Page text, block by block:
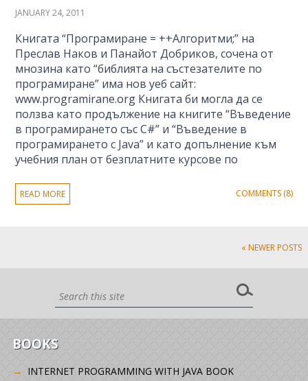
JANUARY 24, 2011
Книгата “Програмиране = ++Алгоритми;” на
Преслав Наков и Панайот Добриков, сочена от
мнозина като “библията на състезателите по
програмиране” има нов уеб сайт:
www.programirane.org Книгата би могла да се
ползва като продължение на книгите “Въведение
в програмирането със C#” и “Въведение в
програмирането с Java” и като допълнение към
учебния план от безплатните курсове по
READ MORE COMMENTS (8)
« NEWER POSTS
BOOKS
INTERNET PROGRAMMING WITH JAVA BOOK